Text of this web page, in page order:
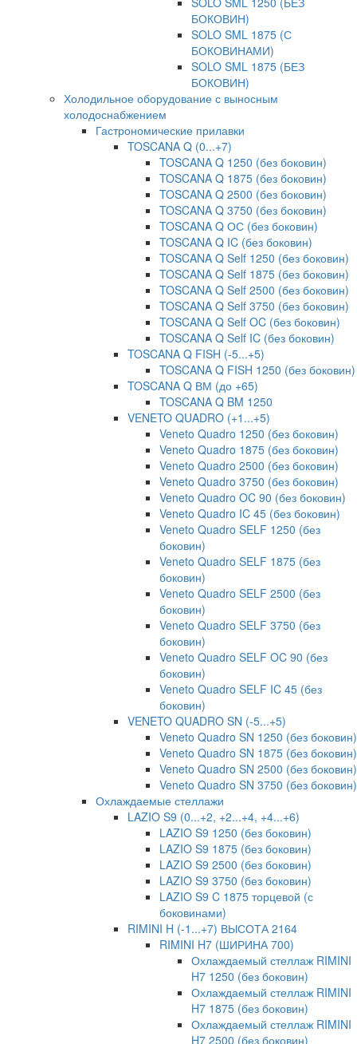
БОКОВИН)
SOLO SML 1875 (С
БОКОВИНАМИ)
SOLO SML 1875 (БЕЗ
БОКОВИН)
Холодильное оборудование с выносным
холодоснабжением
Гастрономические прилавки
TOSCANA Q (0...+7)
TOSCANA Q 1250 (без боковин)
TOSCANA Q 1875 (без боковин)
TOSCANA Q 2500 (без боковин)
TOSCANA Q 3750 (без боковин)
TOSCANA Q ОС (без боковин)
TOSCANA Q IC (без боковин)
TOSCANA Q Self 1250 (без боковин)
TOSCANA Q Self 1875 (без боковин)
TOSCANA Q Self 2500 (без боковин)
TOSCANA Q Self 3750 (без боковин)
TOSCANA Q Self OC (без боковин)
TOSCANA Q Self IC (без боковин)
TOSCANA Q FISH (-5...+5)
TOSCANA Q FISH 1250 (без боковин)
TOSCANA Q ВМ (до +65)
TOSCANA Q BM 1250
VENETO QUADRO (+1...+5)
Veneto Quadro 1250 (без боковин)
Veneto Quadro 1875 (без боковин)
Veneto Quadro 2500 (без боковин)
Veneto Quadro 3750 (без боковин)
Veneto Quadro OC 90 (без боковин)
Veneto Quadro IC 45 (без боковин)
Veneto Quadro SELF 1250 (без
боковин)
Veneto Quadro SELF 1875 (без
боковин)
Veneto Quadro SELF 2500 (без
боковин)
Veneto Quadro SELF 3750 (без
боковин)
Veneto Quadro SELF OC 90 (без
боковин)
Veneto Quadro SELF IC 45 (без
боковин)
VENETO QUADRO SN (-5...+5)
Veneto Quadro SN 1250 (без боковин)
Veneto Quadro SN 1875 (без боковин)
Veneto Quadro SN 2500 (без боковин)
Veneto Quadro SN 3750 (без боковин)
Охлаждаемые стеллажи
LAZIO S9 (0...+2, +2...+4, +4...+6)
LAZIO S9 1250 (без боковин)
LAZIO S9 1875 (без боковин)
LAZIO S9 2500 (без боковин)
LAZIO S9 3750 (без боковин)
LAZIO S9 C 1875 торцевой (с
боковинами)
RIMINI H (-1...+7) ВЫСОТА 2164
RIMINI H7 (ШИРИНА 700)
Охлаждаемый стеллаж RIMINI
H7 1250 (без боковин)
Охлаждаемый стеллаж RIMINI
H7 1875 (без боковин)
Охлаждаемый стеллаж RIMINI
H7 2500 (без боковин)